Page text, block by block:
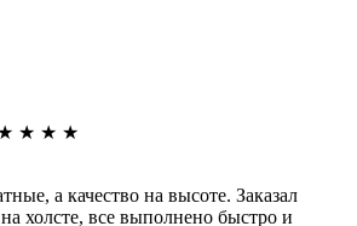
★ ★ ★
а качество на высоте. Заказал
холсте, все выполнено быстро и